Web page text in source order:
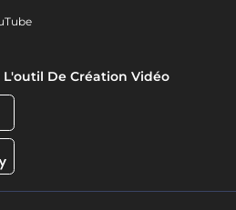
De Création Vidéo